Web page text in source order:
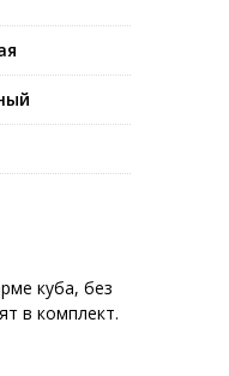
куба, без
в комплект.